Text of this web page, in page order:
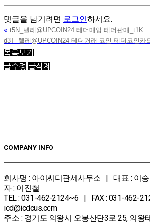
댓글을 남기려면 로그인하세요.
« t5N_텔레@UPCOIN24 테더매입 테더판매_t1K
d3T_텔레@UPCOIN24 테더거래 코인 테더코인카
목록보기
글수정 글삭제
COMPANY INFO
회사명 : 아이씨디관세사무소 | 대표 : 이
자 : 이진철
TEL : 031-462-2124~6 | FAX : 031-462-
icd@icdcus.com
주소 : 경기도 의왕시 오봉산단3로 25, 의왕